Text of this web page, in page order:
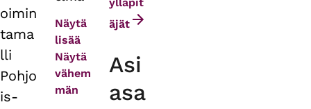
oimin
tama
lli
Pohjo
is-
Näytä
lisää
Näytä
vähem
män
äjät
Asi
asa